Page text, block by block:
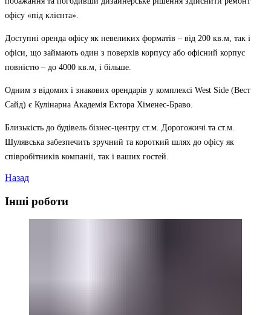
офісу «під клієнта».
Доступні оренда офісу як невеликих форматів – від 200 кв.м, так і
офіси, що займають один з поверхів корпусу або офісний корпус
повністю – до 4000 кв.м, і більше.
Одним з відомих і знакових орендарів у комплексі West Side (Вест
Сайд) є Кулінарна Академія Ектора Хіменес-Браво.
Близькість до будівель бізнес-центру ст.м. Дорогожичі та ст.м.
Шулявська забезпечить зручний та короткий шлях до офісу як
співробітників компанії, так і ваших гостей.
Назад
Інші роботи